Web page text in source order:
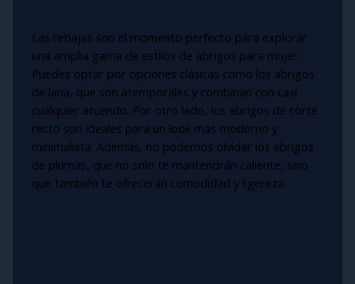
Las rebajas son el momento perfecto para explorar
una amplia gama de estilos de abrigos para mujer.
Puedes optar por opciones clásicas como los abrigos
de lana, que son atemporales y combinan con casi
cualquier atuendo. Por otro lado, los abrigos de corte
recto son ideales para un look más moderno y
minimalista. Además, no podemos olvidar los abrigos
de plumas, que no solo te mantendrán caliente, sino
que también te ofrecerán comodidad y ligereza.